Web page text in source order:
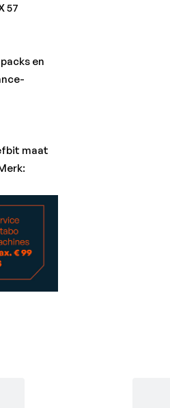
57
en
maat